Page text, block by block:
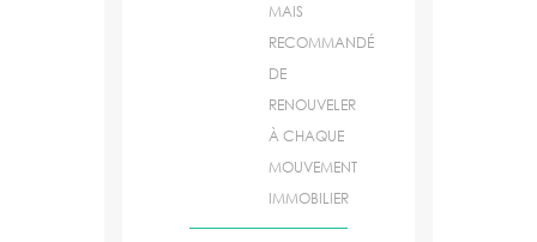
MAIS
RECOMMANDÉ
DE
RENOUVELER
À CHAQUE
MOUVEMENT
IMMOBILIER